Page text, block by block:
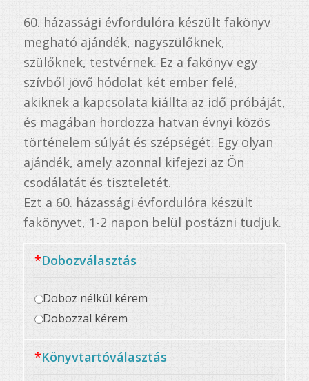
60. házassági évfordulóra készült fakönyv
megható ajándék, nagyszülőknek,
szülőknek, testvérnek. Ez a fakönyv egy
szívből jövő hódolat két ember felé,
akiknek a kapcsolata kiállta az idő próbáját,
és magában hordozza hatvan évnyi közös
történelem súlyát és szépségét. Egy olyan
ajándék, amely azonnal kifejezi az Ön
csodálatát és tiszteletét.
Ezt a 60. házassági évfordulóra készült
fakönyvet, 1-2 napon belül postázni tudjuk.
*Dobozválasztás
Doboz nélkül kérem
Dobozzal kérem
*Könyvtartóválasztás